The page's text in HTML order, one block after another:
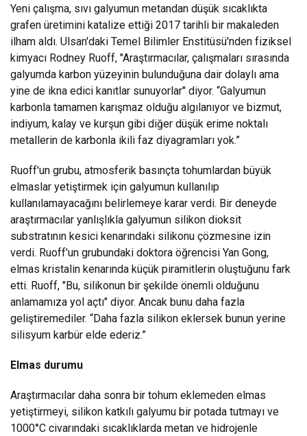
Yeni çalışma, sıvı galyumun metandan düşük sıcaklıkta
grafen üretimini katalize ettiği 2017 tarihli bir makaleden
ilham aldı. Ulsan'daki Temel Bilimler Enstitüsü'nden fiziksel
kimyacı Rodney Ruoff, "Araştırmacılar, çalışmaları sırasında
galyumda karbon yüzeyinin bulunduğuna dair dolaylı ama
yine de ikna edici kanıtlar sunuyorlar" diyor. “Galyumun
karbonla tamamen karışmaz olduğu algılanıyor ve bizmut,
indiyum, kalay ve kurşun gibi diğer düşük erime noktalı
metallerin de karbonla ikili faz diyagramları yok.”
Ruoff'un grubu, atmosferik basınçta tohumlardan büyük
elmaslar yetiştirmek için galyumun kullanılıp
kullanılamayacağını belirlemeye karar verdi. Bir deneyde
araştırmacılar yanlışlıkla galyumun silikon dioksit
substratının kesici kenarındaki silikonu çözmesine izin
verdi. Ruoff'un grubundaki doktora öğrencisi Yan Gong,
elmas kristalin kenarında küçük piramitlerin oluştuğunu fark
etti. Ruoff, "Bu, silikonun bir şekilde önemli olduğunu
anlamamıza yol açtı" diyor. Ancak bunu daha fazla
geliştiremediler. “Daha fazla silikon eklersek bunun yerine
silisyum karbür elde ederiz.”
Elmas durumu
Araştırmacılar daha sonra bir tohum eklemeden elmas
yetiştirmeyi, silikon katkılı galyumu bir potada tutmayı ve
1000°C civarındaki sıcaklıklarda metan ve hidrojenle